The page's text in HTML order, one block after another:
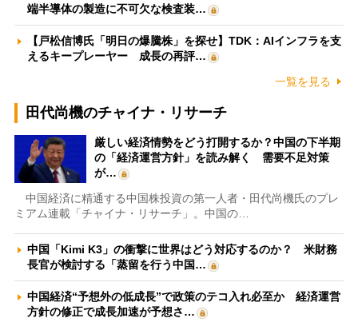
端半導体の製造に不可欠な検査装…
【戸松信博氏「明日の爆騰株」を探せ】TDK：AIインフラを支
えるキープレーヤー 成長の再評…
一覧を見る
田代尚機のチャイナ・リサーチ
厳しい経済情勢をどう打開するか？中国の下半期
の「経済運営方針」を読み解く 需要不足対策
が…
中国経済に精通する中国株投資の第一人者・田代尚機氏のプレ
ミアム連載「チャイナ・リサーチ」。中国の…
中国「Kimi K3」の衝撃に世界はどう対応するのか？ 米財務
長官が検討する「蒸留を行う中国…
中国経済“予想外の低成長”で政策のテコ入れ必至か 経済運営
方針の修正で成長加速が予想さ…